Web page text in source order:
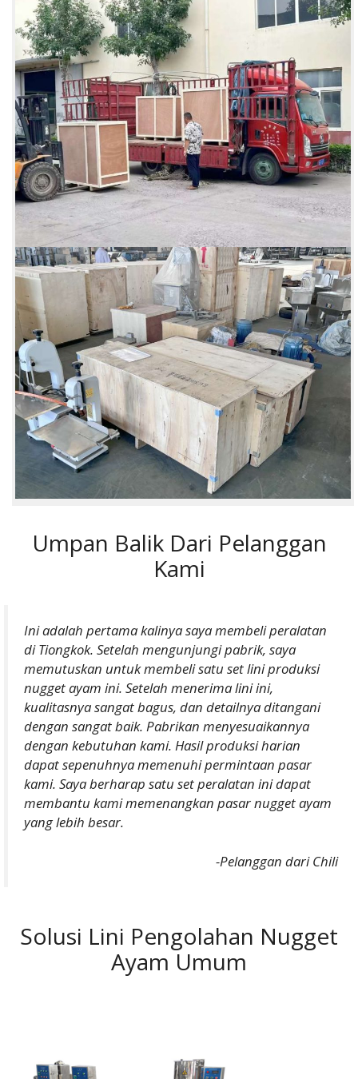
Umpan Balik Dari Pelanggan
Kami
Ini adalah pertama kalinya saya membeli peralatan
di Tiongkok. Setelah mengunjungi pabrik, saya
memutuskan untuk membeli satu set lini produksi
nugget ayam ini. Setelah menerima lini ini,
kualitasnya sangat bagus, dan detailnya ditangani
dengan sangat baik. Pabrikan menyesuaikannya
dengan kebutuhan kami. Hasil produksi harian
dapat sepenuhnya memenuhi permintaan pasar
kami. Saya berharap satu set peralatan ini dapat
membantu kami memenangkan pasar nugget ayam
yang lebih besar.
-Pelanggan dari Chili
Solusi Lini Pengolahan Nugget
Ayam Umum